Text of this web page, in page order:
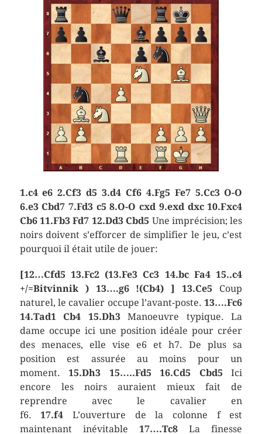
1.c4 e6 2.Cf3 d5 3.d4 Cf6 4.Fg5 Fe7 5.Cc3 O-O
6.e3 Cbd7 7.Fd3 c5 8.O-O cxd 9.exd dxc 10.Fxc4
Cb6 11.Fb3 Fd7 12.Dd3 Cbd5 Une imprécision; les
noirs doivent s’efforcer de simplifier le jeu, c’est
pourquoi il était utile de jouer:
[12…Cfd5 13.Fc2 (13.Fe3 Cc3 14.bc Fa4 15..c4
+/=Bitvinnik ) 13….g6 !(Cb4) ]13.Ce5 Coup
naturel, le cavalier occupe l’avant-poste.13….Fc6
14.Tad1 Cb4 15.Dh3Manoeuvre typique. La
dame occupe ici une position idéale pour créer
des menaces, elle vise e6 et h7. De plus sa
position est assurée au moins pour un
moment.15.Dh3 15…..Fd5 16.Cd5 Cbd5 Ici
encore les noirs auraient mieux fait de
reprendre avec le cavalier en
f6.17.f4 L’ouverture de la colonne f est
maintenant inévitable 17….Tc8 La finesse